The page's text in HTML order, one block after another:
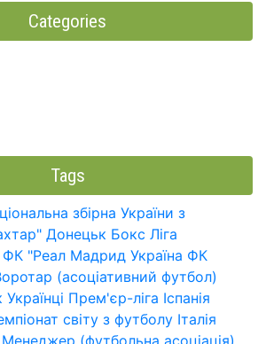
Categories
Tags
збірна України з
Донецьк Бокс Ліга
ФК "Реал Мадрид Україна ФК
(асоціативний футбол)
Українці Прем'єр-ліга Іспанія
світу з футболу Італія
Менеджер (футбольна асоціація)